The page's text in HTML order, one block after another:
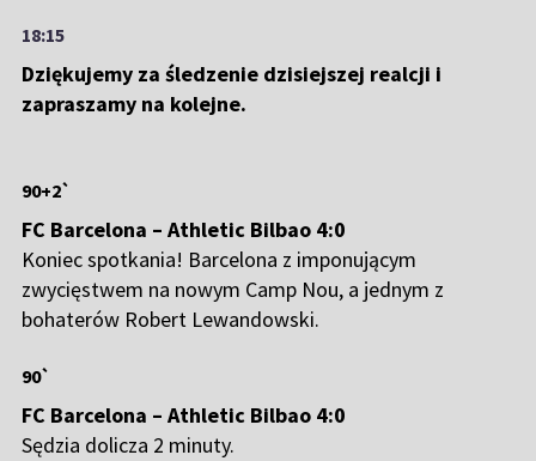
18:15
Dziękujemy za śledzenie dzisiejszej realcji i
zapraszamy na kolejne.
90+2`
FC Barcelona – Athletic Bilbao 4:0
Koniec spotkania! Barcelona z imponującym
zwycięstwem na nowym Camp Nou, a jednym z
bohaterów Robert Lewandowski.
90`
FC Barcelona – Athletic Bilbao 4:0
Sędzia dolicza 2 minuty.